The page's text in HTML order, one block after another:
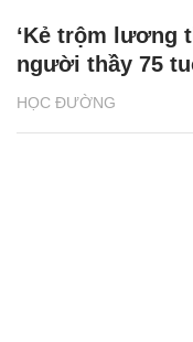
HỌC ĐƯỜNG
‘Kẻ trộm lương
người thầy 75